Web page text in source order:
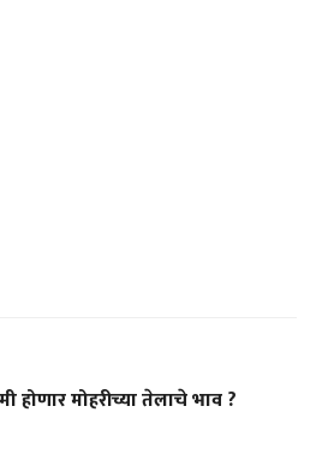
होणार मोहरीच्या तेलाचे भाव ?